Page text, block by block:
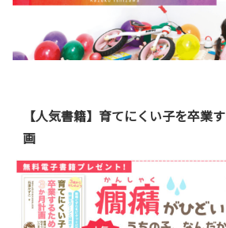
【人気書籍】育てにくい子を卒業
画